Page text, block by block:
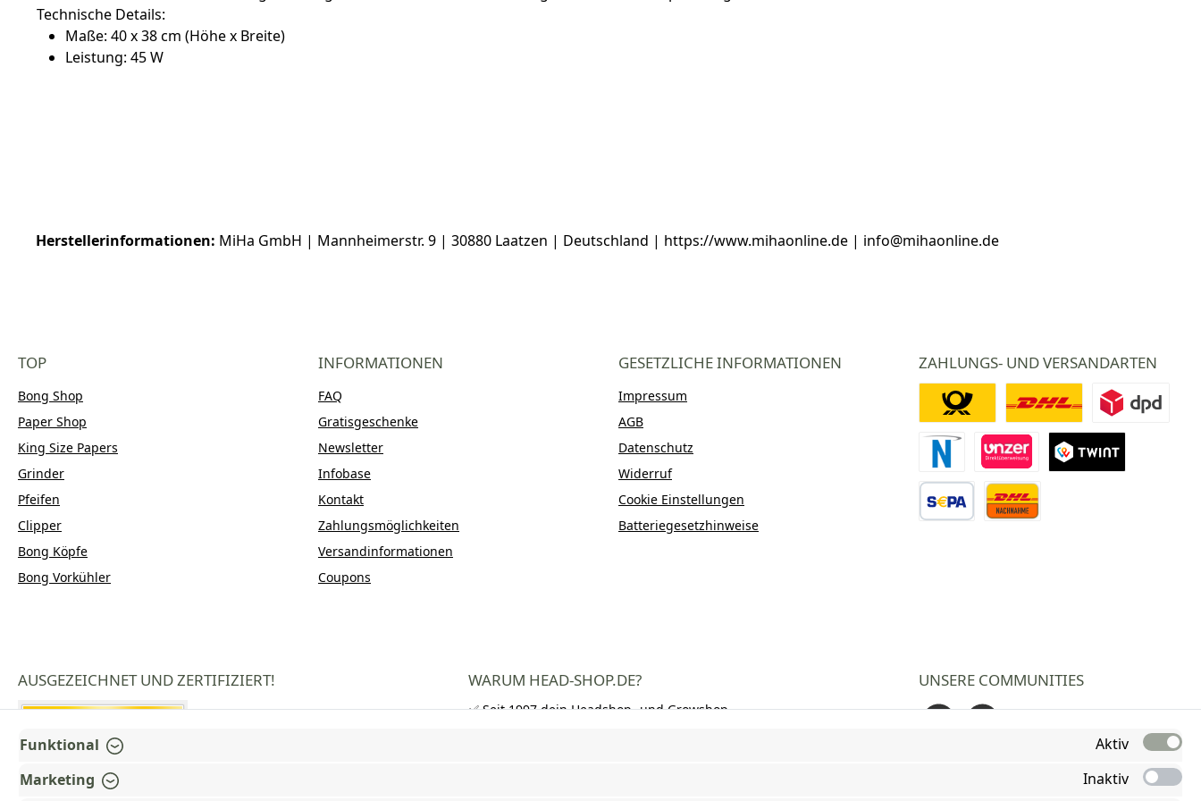
Technische Details:
Maße: 40 x 38 cm (Höhe x Breite)
Leistung: 45 W
Herstellerinformationen: MiHa GmbH | Mannheimerstr. 9 | 30880 Laatzen | Deutschland | https://www.mihaonline.de | info@mihaonline.de
TOP
Bong Shop
Paper Shop
King Size Papers
Grinder
Pfeifen
Clipper
Bong Köpfe
Bong Vorkühler
INFORMATIONEN
FAQ
Gratisgeschenke
Newsletter
Infobase
Kontakt
Zahlungsmöglichkeiten
Versandinformationen
Coupons
GESETZLICHE INFORMATIONEN
Impressum
AGB
Datenschutz
Widerruf
Cookie Einstellungen
Batteriegesetzhinweise
ZAHLUNGS- UND VERSANDARTEN
Novalnet ZahlungDirektüberweisung
Deutsche PostDHL DPD
AUSGEZEICHNET UND ZERTIFIZIERT! WARUM HEAD-SHOP.DE?
✅ Seit 1997 dein Headshop- und Growshop-
UNSERE COMMUNITIES
Funktional
Aktiv
Marketing
Inaktiv